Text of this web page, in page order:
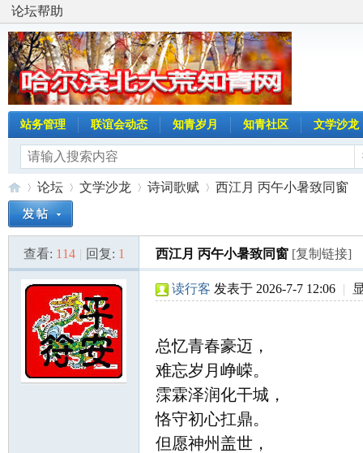
论坛帮助
站务管理 联谊会动态 知青岁月 知青社区 文学沙龙
»
论坛
›
文学沙龙 诗词歌赋
›
西江月 丙午小暑致同窗
查看: 114 | 回复: 1 西江月 丙午小暑致同窗 [复制链接]
读行客 发表于 2026-7-7 12:06 |
总忆青春豪迈，
难忘岁月峥嵘。
霂霖泽润化干城，
恪守初心扛鼎。
但愿神州盖世，